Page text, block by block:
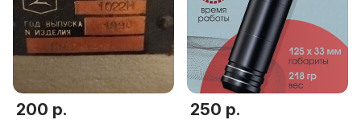
200 р. 250 р.